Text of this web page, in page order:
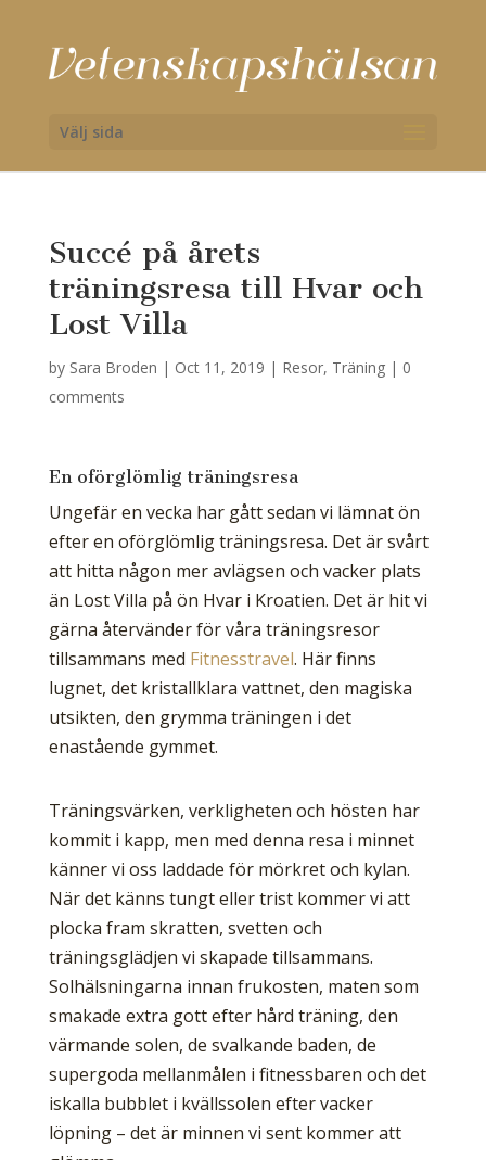
Välj sida
Succé på årets
träningsresa till Hvar och
Lost Villa
by Sara Broden | Oct 11, 2019 | Resor, Träning| 0
comments
En oförglömlig träningsresa
Ungefär en vecka har gått sedan vi lämnat ön
efter en oförglömlig träningsresa. Det är svårt
att hitta någon mer avlägsen och vacker plats
än Lost Villa på ön Hvar i Kroatien. Det är hit vi
gärna återvänder för våra träningsresor
tillsammans med Fitnesstravel. Här finns
lugnet, det kristallklara vattnet, den magiska
utsikten, den grymma träningen i det
enastående gymmet.
Träningsvärken, verkligheten och hösten har
kommit i kapp, men med denna resa i minnet
känner vi oss laddade för mörkret och kylan.
När det känns tungt eller trist kommer vi att
plocka fram skratten, svetten och
träningsglädjen vi skapade tillsammans.
Solhälsningarna innan frukosten, maten som
smakade extra gott efter hård träning, den
värmande solen, de svalkande baden, de
supergoda mellanmålen i fitnessbaren och det
iskalla bubblet i kvällssolen efter vacker
löpning – det är minnen vi sent kommer att